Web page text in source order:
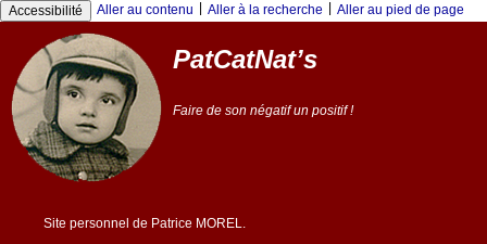
Accessibilité Aller au contenu Aller à la recherche Aller au pied de page
PatCatNat’s
Faire de son négatif un positif !
Site personnel de Patrice MOREL.